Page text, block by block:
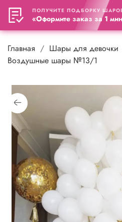
Главная
Шары для девочки
Воздушные шары №13/1
«Оформите заказ за 1